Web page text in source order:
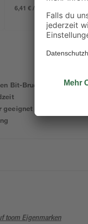
6,41 € / Pack
Bit-Bruch
geeignet
toom Eigenmarken